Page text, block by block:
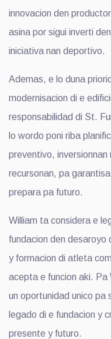
innovacion den
asina por sigui inverti
iniciativa nan deportivo.
Ademas, e lo duna
modernisacion di e
responsabilidad di St.
lo wordo poni riba
preventivo,
recursonan, pa
prepara pa futuro.
William ta considera e
fundacion den
y formacion di atleta
acepta e funcion aki.
un oportunidad unico pa
legado di e fundacion y
presente y futuro.